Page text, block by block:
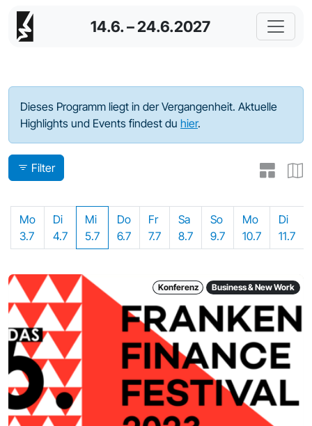
14.6. – 24.6.2027
Programm - 2023
Dieses Programm liegt in der Vergangenheit. Aktuelle
Highlights und Events findest du hier.
Filter
Mo
3.7
Di
4.7
Mi
5.7
Do
6.7
Fr
7.7
Sa
8.7
So
9.7
Mo
10.7
Di
11.7
Konferenz Business & New Work